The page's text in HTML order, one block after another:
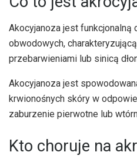
Akocyjanoza jest funkcjonalną
obwodowych,
przebarwieniami lub sinicą
Akocyjanoza jest
krwionośnych skóry w
zaburzenie pierwotne lub
Kto choruje na